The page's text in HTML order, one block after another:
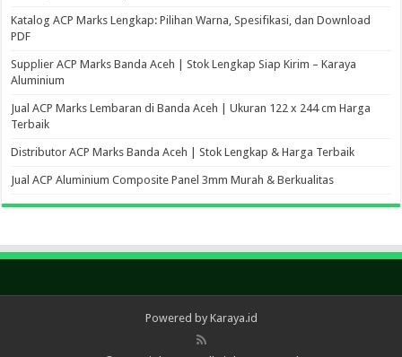
Katalog ACP Marks Lengkap: Pilihan Warna, Spesifikasi, dan Download
PDF
Supplier ACP Marks Banda Aceh | Stok Lengkap Siap Kirim – Karaya
Aluminium
Jual ACP Marks Lembaran di Banda Aceh | Ukuran 122 x 244 cm Harga
Terbaik
Distributor ACP Marks Banda Aceh | Stok Lengkap & Harga Terbaik
Jual ACP Aluminium Composite Panel 3mm Murah & Berkualitas
Powered by Karaya.id